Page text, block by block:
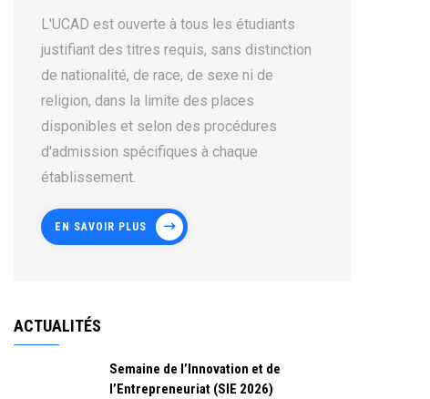
L'UCAD est ouverte à tous les étudiants
justifiant des titres requis, sans distinction
de nationalité, de race, de sexe ni de
religion, dans la limite des places
disponibles et selon des procédures
d'admission spécifiques à chaque
établissement.
EN SAVOIR PLUS
ACTUALITÉS
Semaine de l’Innovation et de
l’Entrepreneuriat (SIE 2026)